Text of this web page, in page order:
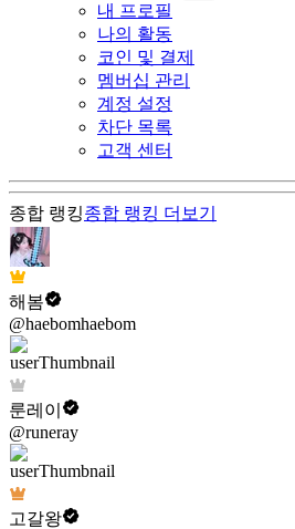
내 프로필
나의 활동
코인 및 결제
멤버십 관리
계정 설정
차단 목록
고객 센터
종합 랭킹종합 랭킹 더보기
해봄
@haebomhaebom
룬레이
@runeray
고갈왕